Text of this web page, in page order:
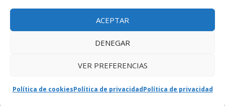
ACEPTAR
DENEGAR
VER PREFERENCIAS
Política de cookiesPolítica de privacidadPolítica de privacidad
Ir al grupo de Facebook